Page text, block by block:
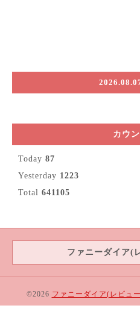
カウ
Today 87
Yesterday 1223
Total 641105
ファニーダイア(
©2026 ファニーダイア(レビュ